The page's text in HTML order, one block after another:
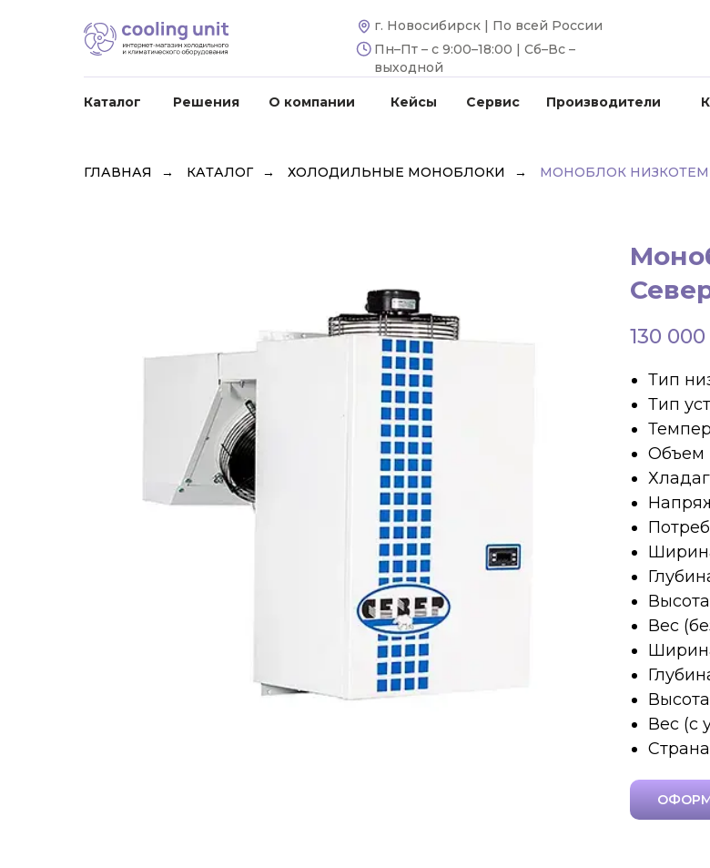
Каталог Решения О компании Кейсы Сервис Производители
Пн–Пт – с 9:00–18:00 | Сб–Вс –
выходной
г. Новосибирск | По всей России
ГЛАВНАЯ → КАТАЛОГ → ХОЛОДИЛЬНЫЕ МОНОБЛОКИ → МОНОБЛОК
130 000
Тип
Тип
Объем
Вес
Вес (с